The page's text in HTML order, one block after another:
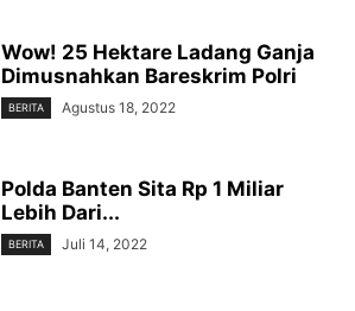
Wow! 25 Hektare Ladang Ganja
Dimusnahkan Bareskrim Polri
BERITA Agustus 18, 2022
Polda Banten Sita Rp 1 Miliar
Lebih Dari...
BERITA Juli 14, 2022